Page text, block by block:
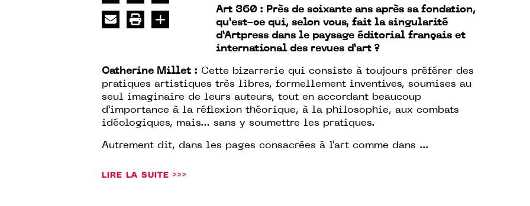
Art 360 : Près de soixante ans après sa fondation,
qu’est-ce qui, selon vous, fait la singularité
d’Artpress dans le paysage éditorial français et
international des revues d’art ?
Catherine Millet : Cette bizarrerie qui consiste à toujours préférer des
pratiques artistiques très libres, formellement inventives, soumises au
seul imaginaire de leurs auteurs, tout en accordant beaucoup
d’importance à la réflexion théorique, à la philosophie, aux combats
idéologiques, mais… sans y soumettre les pratiques.
Autrement dit, dans les pages consacrées à l’art comme dans ...
LIRE LA SUITE >>>